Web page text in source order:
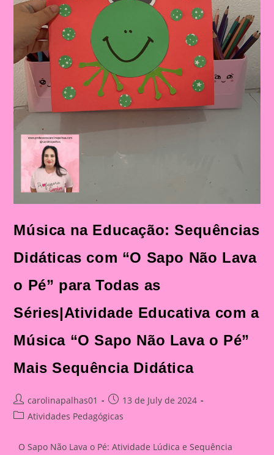
Sapo
Não
Lava
O
Pé”
Mais
Sequência
Didática
Música na Educação: Sequências
Didáticas com “O Sapo Não Lava
o Pé” para Todas as
Séries|Atividade Educativa com a
Música “O Sapo Não Lava o Pé”
Mais Sequência Didática
Post
author:
carolinapalhas01
Post
published:
13 de July de 2024
PostAtividades Pedagógicas
O Sapo Não Lava o Pé: Atividade Lúdica e Sequência